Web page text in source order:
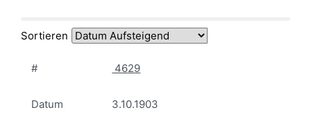
Sortieren
# 4629
Datum 3.10.1903